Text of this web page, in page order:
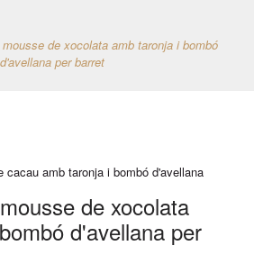
de xocolata amb taronja i bombó
d'avellana per barret
de xocolata
d'avellana per